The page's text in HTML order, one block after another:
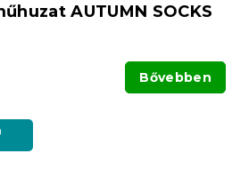
AUTUMN SOCKS
Bővebben